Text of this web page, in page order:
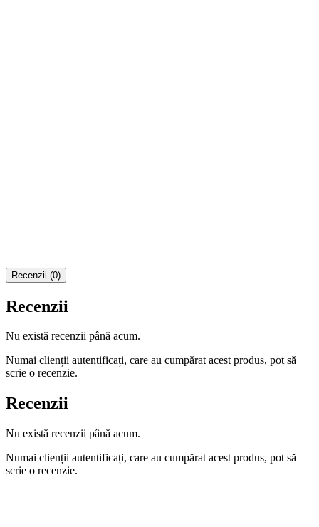
Recenzii (0)
Recenzii
Nu există recenzii până acum.
Numai clienții autentificați, care au cumpărat acest produs, pot să
scrie o recenzie.
Recenzii
Nu există recenzii până acum.
Numai clienții autentificați, care au cumpărat acest produs, pot să
scrie o recenzie.